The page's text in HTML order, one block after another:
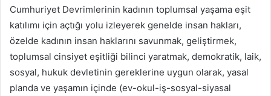
Cumhuriyet Devrimlerinin kadının toplumsal yaşama eşit
katılımı için açtığı yolu izleyerek genelde insan hakları,
özelde kadının insan haklarını savunmak, geliştirmek,
toplumsal cinsiyet eşitliği bilinci yaratmak, demokratik, laik,
sosyal, hukuk devletinin gereklerine uygun olarak, yasal
planda ve yaşamın içinde (ev-okul-iş-sosyal-siyasal